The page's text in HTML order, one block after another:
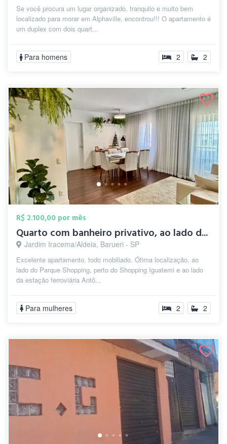
Se você procura um lugar organizado, tranquilo e muito bem
localizado para morar em Alphaville, encontrou!!! O apartamento é
um duplex com dois quart...
Para homens 2 2
R$ 2.100,00 por mês
Quarto com banheiro privativo, ao lado d...
Jardim Iracema/Aldeia, Barueri - SP
Excelente apartamento, todo mobiliado. Ótima localização, ao
lado do Parque Shopping, perto do Shopping Iguatemi e ao lado
da estação ferroviária Antô...
Para mulheres 2 2